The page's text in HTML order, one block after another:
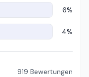
6%
4%
919 Bewertungen